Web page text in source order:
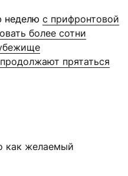
неделю с прифронтовой
более сотни
прятаться
как желаемый